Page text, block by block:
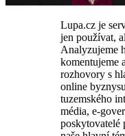
Lupa.cz je
jen používat,
Analyzujeme
komentujeme
rozhovory s
online
tuzemského
média, e-
poskytovatelé